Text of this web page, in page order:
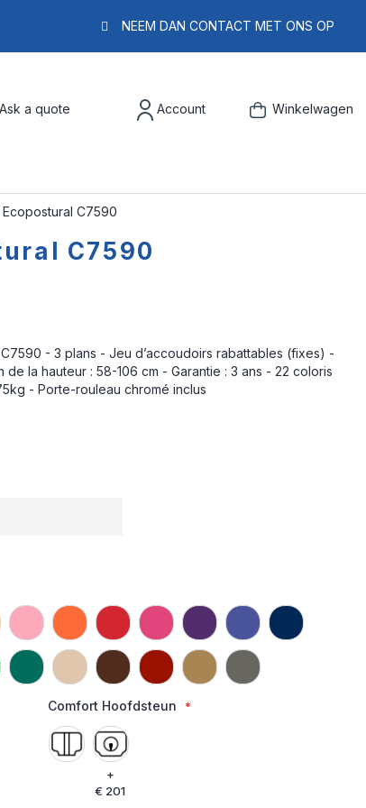
NEEM DAN CONTACT MET ONS OP
Ask a quote Account Winkelwagen
C7590
C7590
- 3 plans - Jeu d’accoudoirs rabattables (fixes) -
la hauteur : 58-106 cm - Garantie : 3 ans - 22 coloris
- Porte-rouleau chromé inclus
Comfort Hoofdsteun
+
€ 201